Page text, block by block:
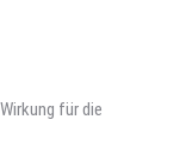
für die